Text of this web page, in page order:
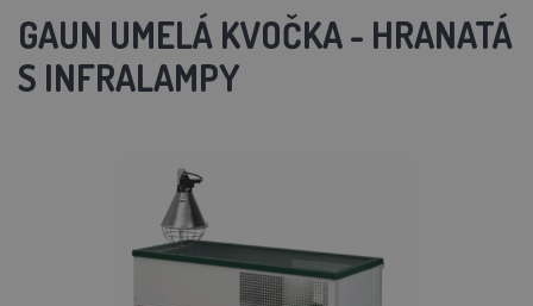
GAUN UMELÁ KVOČKA - HRANATÁ
S INFRALAMPY